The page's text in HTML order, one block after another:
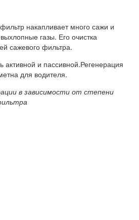
накапливает много сажи и
газы. Его очистка
сажевого фильтра.
активной и пассивной.Регенерация
для водителя.
в зависимости от степени